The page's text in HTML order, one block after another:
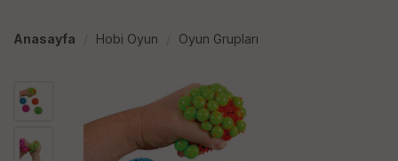
Anasayfa Hobi Oyun Oyun Grupları